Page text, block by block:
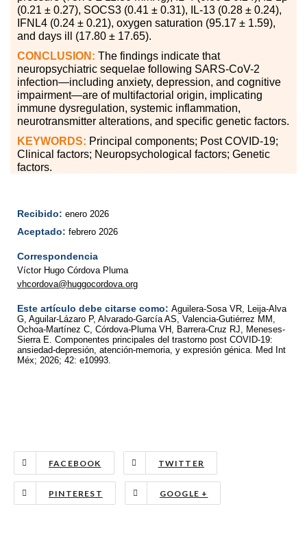
(0.21 ± 0.27), SOCS3 (0.41 ± 0.31), IL-13 (0.28 ± 0.24),
IFNL4 (0.24 ± 0.21), oxygen saturation (95.17 ± 1.59),
and days ill (17.80 ± 17.65).
CONCLUSION: The findings indicate that
neuropsychiatric sequelae following SARS-CoV-2
infection—including anxiety, depression, and cognitive
impairment—are of multifactorial origin, implicating
immune dysregulation, systemic inflammation,
neurotransmitter alterations, and specific genetic factors.
KEYWORDS: Principal components; Post COVID-19;
Clinical factors; Neuropsychological factors; Genetic
factors.
Recibido: enero 2026
Aceptado: febrero 2026
Correspondencia
Víctor Hugo Córdova Pluma
vhcordova@huggocordova.org
Este artículo debe citarse como: Aguilera-Sosa VR, Leija-Alva
G, Aguilar-Lázaro P, Alvarado-García AS, Valencia-Gutiérrez MM,
Ochoa-Martínez C, Córdova-Pluma VH, Barrera-Cruz RJ, Meneses-
Sierra E. Componentes principales del trastorno post COVID-19:
ansiedad-depresión, atención-memoria, y expresión génica. Med Int
Méx; 2026; 42: e10993.
FACEBOOK TWITTER
PINTEREST GOOGLE +